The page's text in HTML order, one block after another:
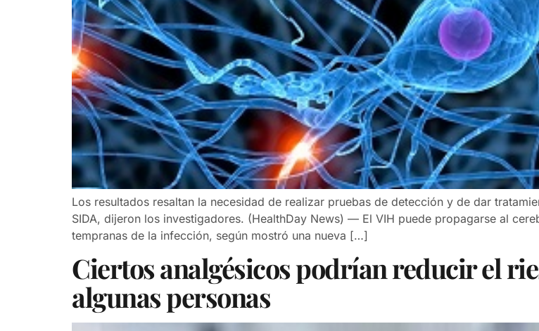
Los resultados resaltan la necesidad de realizar pruebas de detección y de dar
SIDA, dijeron los investigadores. (HealthDay News) — El VIH puede propagarse al
tempranas de la infección, según mostró una nueva […]
Ciertos analgésicos podrían reducir el
algunas personas